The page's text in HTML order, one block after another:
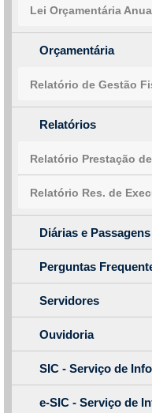
Lei Orçamentária
Orçamentária
Relatório de Gestão
Relatórios
Relatório Prestação
Relatório Res. de
Diárias e Passagens
Perguntas
Servidores
Ouvidoria
SIC - Serviço de
e-SIC - Serviço de